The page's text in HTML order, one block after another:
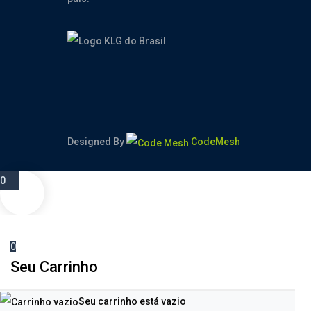
Designed By CodeMesh
0
0
Seu Carrinho
Seu carrinho está vazio